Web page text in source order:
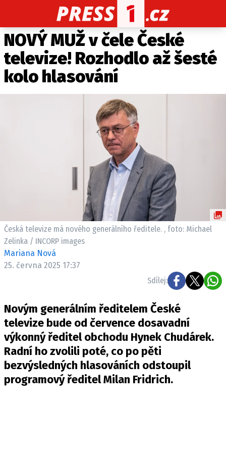
CELEBRITY NOVINKY SPORT
Máte příběh, fotku nebo video?
Pošlete e-mail na PRESS1.cz
O NÁS
O REDAKCI
KONTAKT
VYDAVATEL
NOVÝ MUŽ v čele České
televize! Rozhodlo až šesté
kolo hlasování
Česká televize má nového generálního ředitele. , foto: Michael
Zelinka / INCORP images
Mariana Nová
25. června 2025 17:37
Sdílej:
Novým generálním ředitelem České
televize bude od července dosavadní
výkonný ředitel obchodu Hynek Chudárek.
Radní ho zvolili poté, co po pěti
bezvýsledných hlasováních odstoupil
programový ředitel Milan Fridrich.